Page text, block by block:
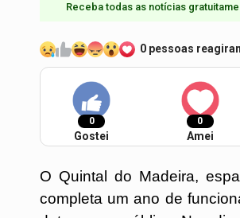
Receba todas as notícias
0 pessoas
0
Gostei
0
Amei
O Quintal do Madeira,
completa um ano de